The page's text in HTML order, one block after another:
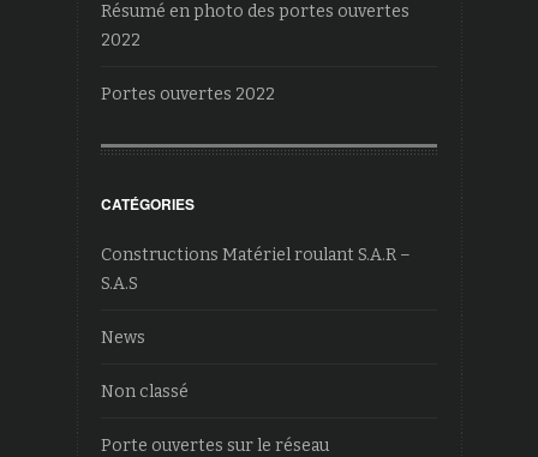
Résumé en photo des portes ouvertes
2022
Portes ouvertes 2022
CATÉGORIES
Constructions Matériel roulant S.A.R –
S.A.S
News
Non classé
Porte ouvertes sur le réseau